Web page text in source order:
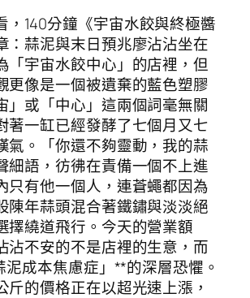
，140分鐘《宇宙水餃與終極醬
：蒜泥與末日預兆廖沾沾坐在
「宇宙水餃中心」的店裡，但
更像是一個被遺棄的藍色塑膠
」或「中心」這兩個詞毫無關
著一缸已經發酵了七個月又七
氣。「你還不夠靈動，我的蒜
細語，彷彿在責備一個不上進
只有他一個人，連蒼蠅都因為
陳年蒜頭混合著鐵鏽與淡淡絕
擇繞道飛行。今天的營業額
沾不安的不是店裡的生意，而
成本焦慮症」**的深層恐懼。
斤的價格正在以超光速上漲，